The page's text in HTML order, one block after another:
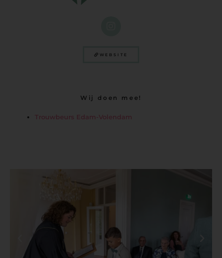
WEBSITE
Wij doen mee!
Trouwbeurs Edam-Volendam